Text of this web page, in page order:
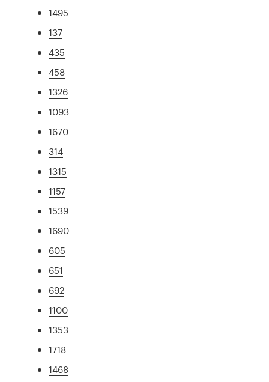
1495
137
435
458
1326
1093
1670
314
1315
1157
1539
1690
605
651
692
1100
1353
1718
1468